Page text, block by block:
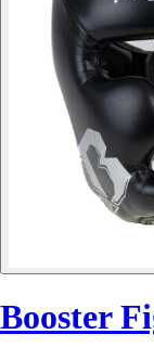
Booster